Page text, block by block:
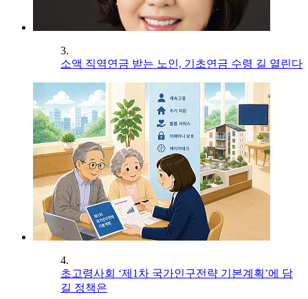
3.
소액 직역연금 받는 노인, 기초연금 수령 길 열린다
4.
초고령사회 ‘제1차 국가인구전략 기본계획’에 담
길 정책은